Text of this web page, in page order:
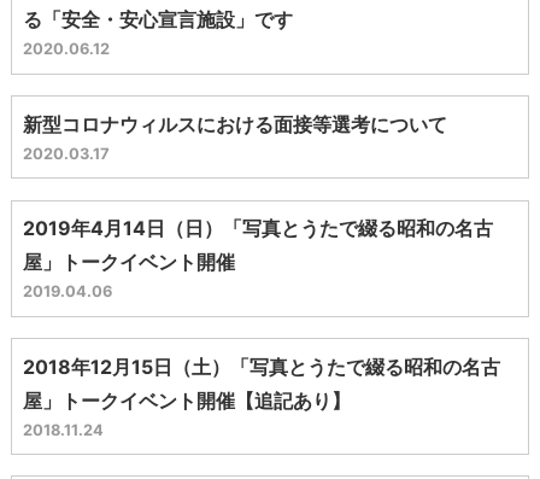
る「安全・安心宣言施設」です
2020.06.12
新型コロナウィルスにおける面接等選考について
2020.03.17
2019年4月14日（日）「写真とうたで綴る昭和の名古
屋」トークイベント開催
2019.04.06
2018年12月15日（土）「写真とうたで綴る昭和の名古
屋」トークイベント開催【追記あり】
2018.11.24